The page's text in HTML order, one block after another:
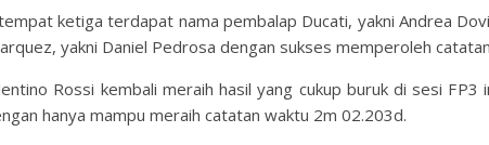
ketiga terdapat nama pembalap Ducati, yakni Andrea
yakni Daniel Pedrosa dengan sukses memperoleh
Rossi kembali meraih hasil yang cukup buruk di sesi FP3
hanya mampu meraih catatan waktu 2m 02.203d.